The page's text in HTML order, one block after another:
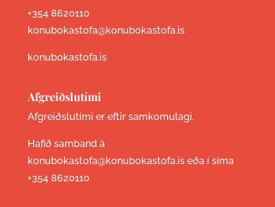
+354 8620110
konubokastofa@konubokastofa.is
konubokastofa.is
Afgreiðslutími
Afgreiðslutími er eftir samkomulagi.
Hafið samband á
konubokastofa@konubokastofa.is eða í síma
+354 8620110